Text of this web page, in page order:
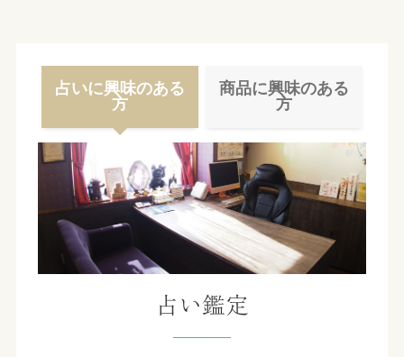
占いに興味のある
方
商品に興味のある
方
占い鑑定